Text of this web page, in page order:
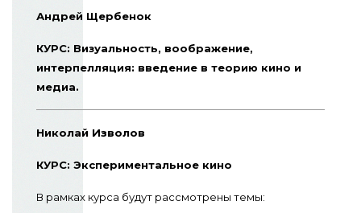
Андрей Щербенок
КУРС: Визуальность, воображение,
интерпелляция: введение в теорию кино и
медиа.
Николай Изволов
КУРС: Экспериментальное кино
В рамках курса будут рассмотрены темы: